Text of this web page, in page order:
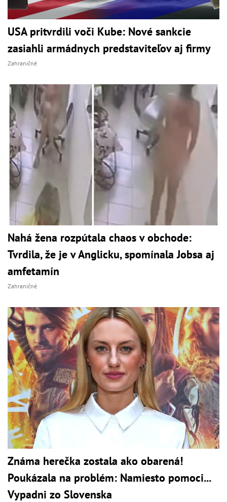
USA pritvrdili voči Kube: Nové sankcie
zasiahli armádnych predstaviteľov aj firmy
Zahraničné
Nahá žena rozpútala chaos v obchode:
Tvrdila, že je v Anglicku, spomínala Jobsa aj
amfetamín
Zahraničné
Známa herečka zostala ako obarená!
Poukázala na problém: Namiesto pomoci...
Vypadni zo Slovenska